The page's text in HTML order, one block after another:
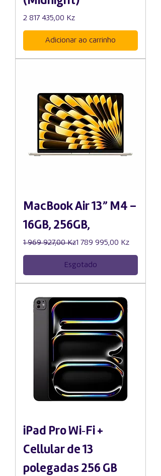
Preço
2 817 435,00 Kz
Adicionar ao carrinho
MacBook Air 13” M4 –
16GB, 256GB,
Preço normal
1 969 927,00 Kz
Preço promocional1 789 995,00 Kz
Esgotado
iPad Pro Wi‑Fi +
Cellular de 13
polegadas 256 GB